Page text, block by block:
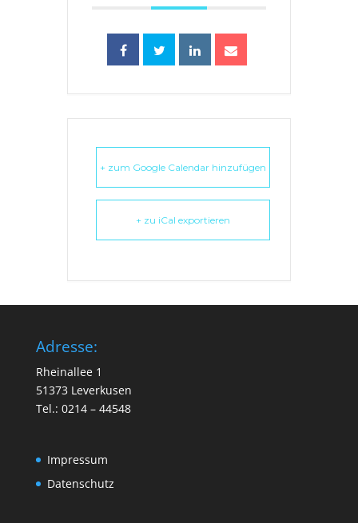
+ zum Google Calendar hinzufügen
+ zu iCal exportieren
Adresse:
Rheinallee 1
51373 Leverkusen
Tel.: 0214 – 44548
Impressum
Datenschutz